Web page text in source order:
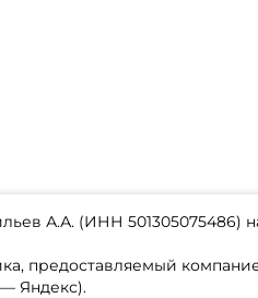
А.А. (ИНН 501305075486)
предоставляемый
— Яндекс).